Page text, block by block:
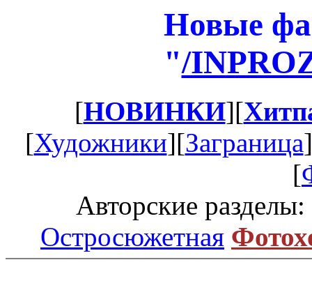
Новые
"/
[НОВИНКИ][
[Художники][Заграница
[
Авторские разделы:
Остросюжетная